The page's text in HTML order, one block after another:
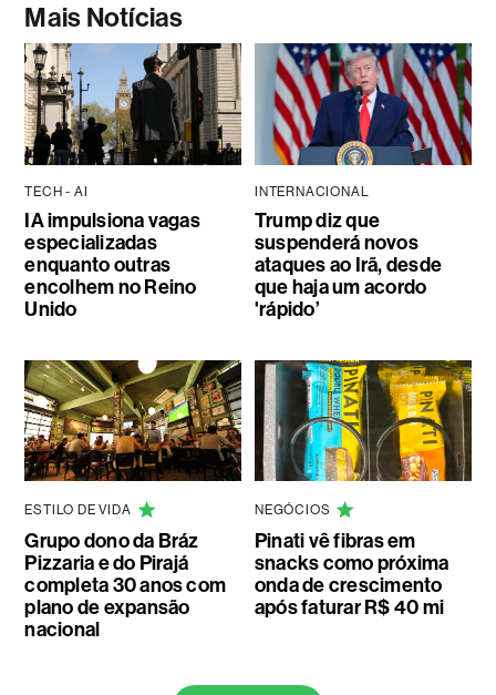
Mais Notícias
TECH - AI
IA impulsiona vagas
especializadas
enquanto outras
encolhem no Reino
Unido
INTERNACIONAL
Trump diz que
suspenderá novos
ataques ao Irã, desde
que haja um acordo
'rápido’
ESTILO DE VIDA
Grupo dono da Bráz
Pizzaria e do Pirajá
completa 30 anos com
plano de expansão
nacional
NEGÓCIOS
Pinati vê fibras em
snacks como próxima
onda de crescimento
após faturar R$ 40 mi